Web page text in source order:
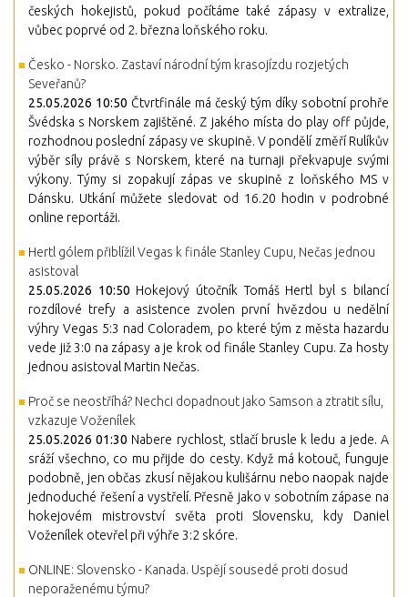
českých hokejistů, pokud počítáme také zápasy v extralize,
vůbec poprvé od 2. března loňského roku.
Česko - Norsko. Zastaví národní tým krasojízdu rozjetých
Seveřanů?
25.05.2026 10:50 Čtvrtfinále má český tým díky sobotní prohře
Švédska s Norskem zajištěné. Z jakého místa do play off půjde,
rozhodnou poslední zápasy ve skupině. V pondělí změří Rulíkův
výběr síly právě s Norskem, které na turnaji překvapuje svými
výkony. Týmy si zopakují zápas ve skupině z loňského MS v
Dánsku. Utkání můžete sledovat od 16.20 hodin v podrobné
online reportáži.
Hertl gólem přiblížil Vegas k finále Stanley Cupu, Nečas jednou
asistoval
25.05.2026 10:50 Hokejový útočník Tomáš Hertl byl s bilancí
rozdílové trefy a asistence zvolen první hvězdou u nedělní
výhry Vegas 5:3 nad Coloradem, po které tým z města hazardu
vede již 3:0 na zápasy a je krok od finále Stanley Cupu. Za hosty
jednou asistoval Martin Nečas.
Proč se neostříhá? Nechci dopadnout jako Samson a ztratit sílu,
vzkazuje Voženílek
25.05.2026 01:30 Nabere rychlost, stlačí brusle k ledu a jede. A
sráží všechno, co mu přijde do cesty. Když má kotouč, funguje
podobně, jen občas zkusí nějakou kulišárnu nebo naopak najde
jednoduché řešení a vystřelí. Přesně jako v sobotním zápase na
hokejovém mistrovství světa proti Slovensku, kdy Daniel
Voženílek otevřel při výhře 3:2 skóre.
ONLINE: Slovensko - Kanada. Uspějí sousedé proti dosud
neporaženému týmu?